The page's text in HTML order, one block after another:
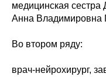
медицинская
Анна Владимировна
Во втором ряду:
врач-нейрохирург,